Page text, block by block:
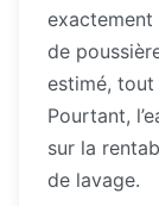
exactement
de
estimé,
Pourtant,
sur la
de lavage.